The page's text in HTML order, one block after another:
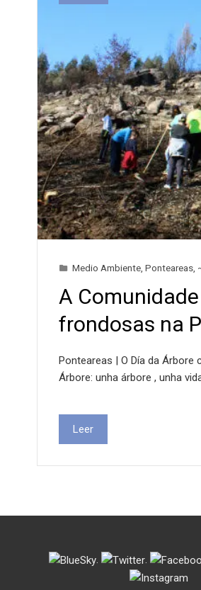
Medio Ambiente Ponteareas
A
frondosas na
Ponteareas | O Día da
Árbore: unha árbore , unha
Leer
. .